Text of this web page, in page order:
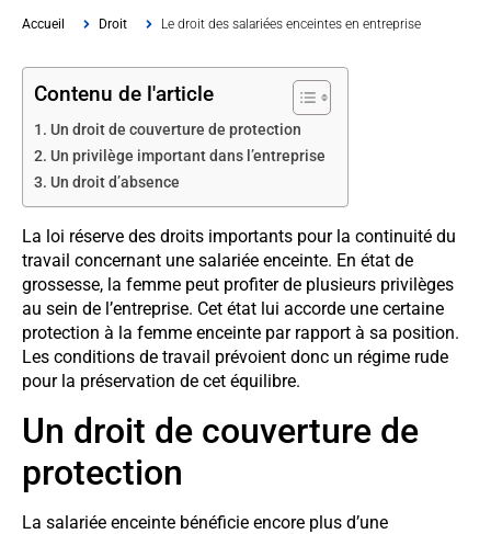
Accueil Droit Le droit des salariées enceintes en entreprise
Contenu de l'article
Un droit de couverture de protection
Un privilège important dans l’entreprise
Un droit d’absence
La loi réserve des droits importants pour la continuité du
travail concernant une salariée enceinte. En état de
grossesse, la femme peut profiter de plusieurs privilèges
au sein de l’entreprise. Cet état lui accorde une certaine
protection à la femme enceinte par rapport à sa position.
Les conditions de travail prévoient donc un régime rude
pour la préservation de cet équilibre.
Un droit de couverture de
protection
La salariée enceinte bénéficie encore plus d’une